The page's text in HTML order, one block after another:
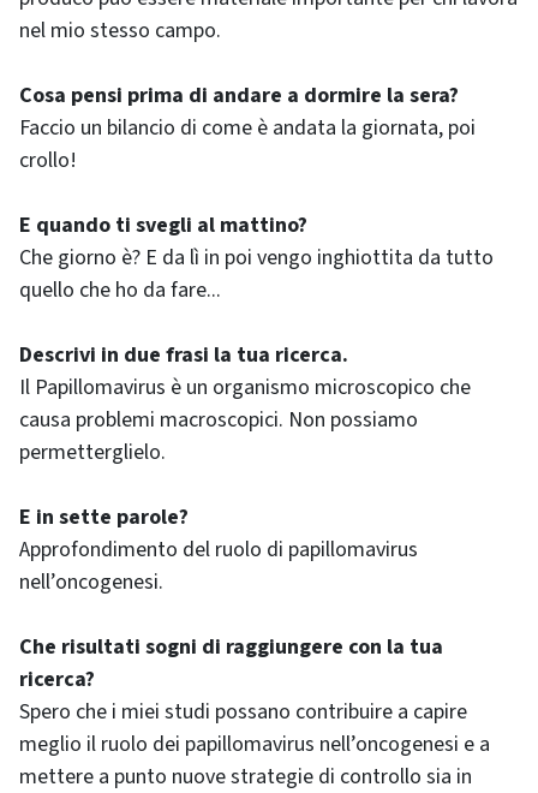
nel mio stesso campo.
Cosa pensi prima di andare a dormire la sera?
Faccio un bilancio di come è andata la giornata, poi
crollo!
E quando ti svegli al mattino?
Che giorno è? E da lì in poi vengo inghiottita da tutto
quello che ho da fare...
Descrivi in due frasi la tua ricerca.
Il Papillomavirus è un organismo microscopico che
causa problemi macroscopici. Non possiamo
permetterglielo.
E in sette parole?
Approfondimento del ruolo di papillomavirus
nell’oncogenesi.
Che risultati sogni di raggiungere con la tua
ricerca?
Spero che i miei studi possano contribuire a capire
meglio il ruolo dei papillomavirus nell’oncogenesi e a
mettere a punto nuove strategie di controllo sia in